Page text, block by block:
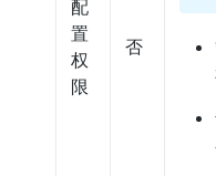
配
置
权
限
否